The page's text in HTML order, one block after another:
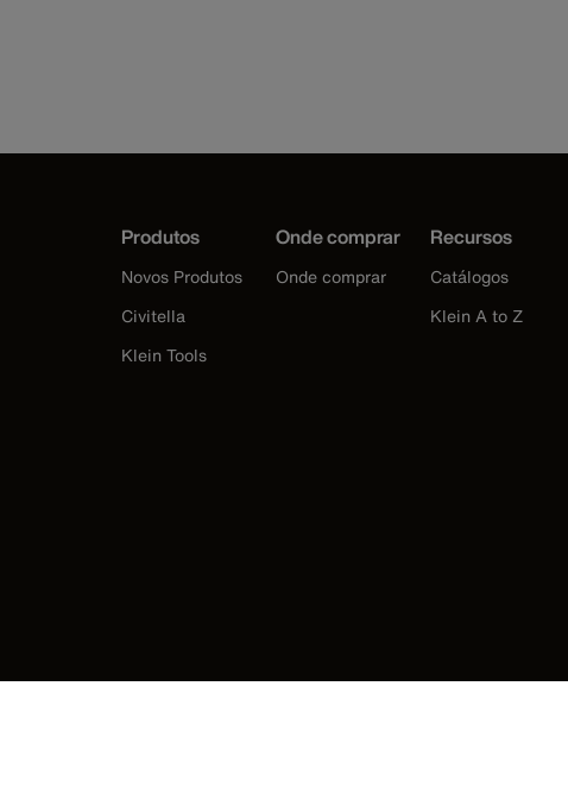
Produtos
Novos Produtos
Civitella
Klein Tools
Onde comprar
Onde comprar
Recursos
Catálogos
Klein A to Z